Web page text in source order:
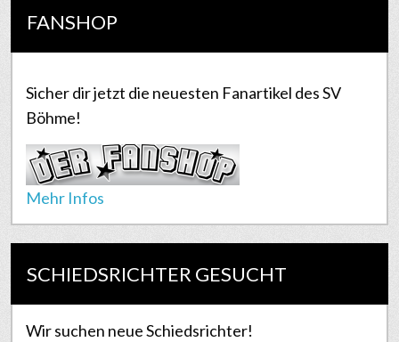
FANSHOP
Sicher dir jetzt die neuesten Fanartikel des SV
Böhme!
Mehr Infos
SCHIEDSRICHTER GESUCHT
Wir suchen neue Schiedsrichter!